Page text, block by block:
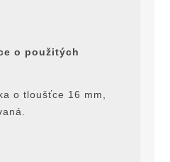
o použitých
o tloušťce 16 mm,